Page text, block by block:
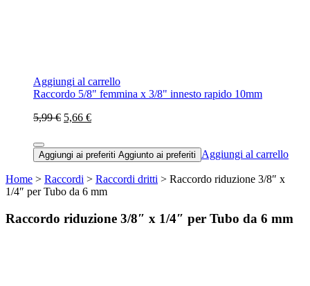
Aggiungi al carrello
Raccordo 5/8" femmina x 3/8" innesto rapido 10mm
5,99 € 5,66 €
Aggiungi ai preferiti Aggiunto ai preferiti Aggiungi al carrello
Home > Raccordi > Raccordi dritti > Raccordo riduzione 3/8″ x
1/4″ per Tubo da 6 mm
Raccordo riduzione 3/8″ x 1/4″ per Tubo da 6 mm